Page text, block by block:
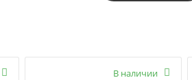
 В наличии 